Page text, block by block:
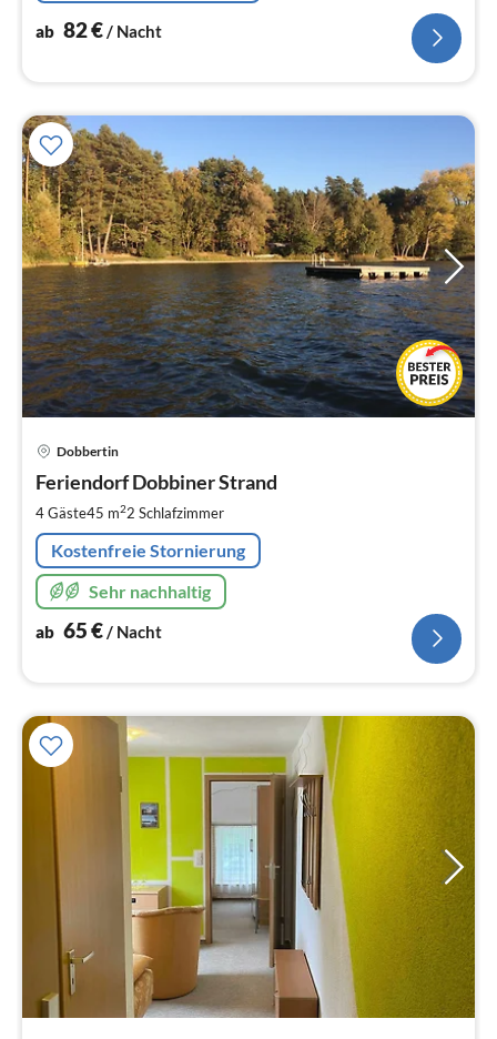
ab 82€/ Nacht
Dobbertin
Feriendorf Dobbiner Strand
4 Gäste45 m22 Schlafzimmer
Kostenfreie Stornierung
Sehr nachhaltig
ab 65€/ Nacht